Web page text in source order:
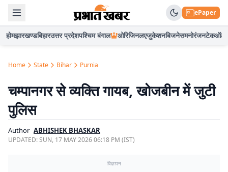
ePaper
होमझारखण्डबिहारउत्तर प्रदेशपश्चिम बंगाल ओरिजिनलएजुकेशनबिजनेसमनोरंजनटेकऑटो
Home State Bihar Purnia
चम्पानगर से व्यक्ति गायब, खोजबीन में जुटी
पुलिस
Author ABHISHEK BHASKAR
UPDATED:SUN, 17 MAY 2026 06:18 PM (IST)
विज्ञापन